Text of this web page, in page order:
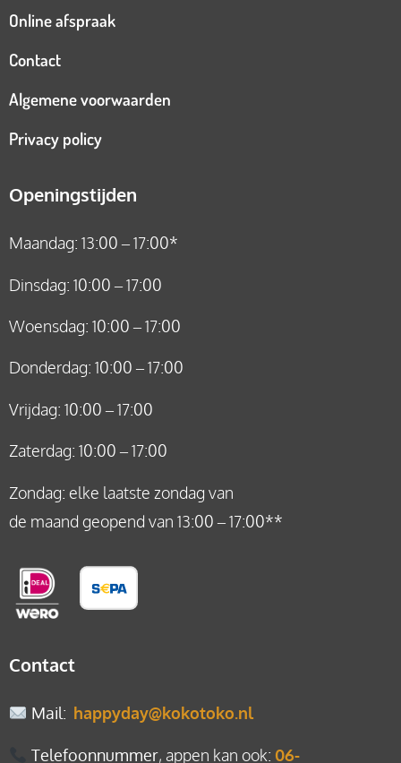
Online afspraak
Contact
Algemene voorwaarden
Privacy policy
Openingstijden
Maandag: 13:00 – 17:00*
Dinsdag: 10:00 – 17:00
Woensdag: 10:00 – 17:00
Donderdag: 10:00 – 17:00
Vrijdag: 10:00 – 17:00
Zaterdag: 10:00 – 17:00
Zondag: elke laatste zondag van
de maand geopend van 13:00 – 17:00**
Contact
Mail: happyday@kokotoko.nl
Telefoonnummer, appen kan ook: 06-